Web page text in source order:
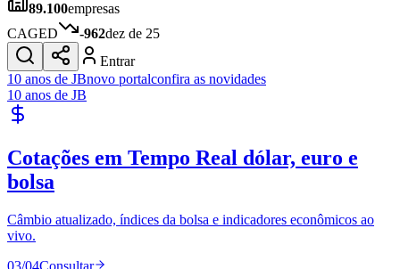
Gastronomia
Cinema & Shows
JogosNovo
Para Sua Empresa
Publicidade Legal
Política
Esportes
Cultura
89.100empresas
CAGED
-962dez de 25
Entrar
10 anos de JBnovo portalconfira as novidades
10 anos de JB
Cotações em Tempo Real dólar, euro e
bolsa
Câmbio atualizado, índices da bolsa e indicadores econômicos ao
vivo.
03/04Consultar